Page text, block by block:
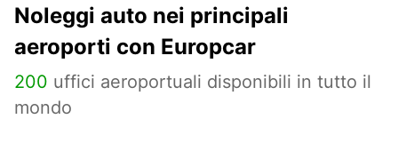
Noleggi auto nei principali
aeroporti con Europcar
200 uffici aeroportuali disponibili in tutto il
mondo